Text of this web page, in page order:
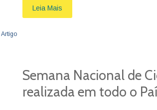
Leia Mais
Artigo
Semana Nacional de
realizada em todo o